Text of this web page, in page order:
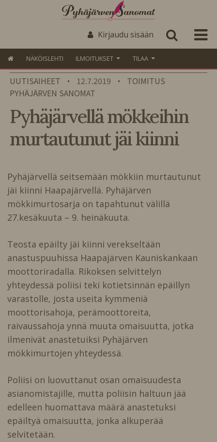
Kirjaudu sisään
NÄKÖISLEHTI ILMOITUKSET TILAA
UUTISAIHEET • 12.7.2019 •
TOIMITUS
PYHÄJÄRVEN SANOMAT
Pyhäjärvellä mökkeihin
murtautunut jäi kiinni
Pyhäjärvellä seitsemään mökkiin murtautunut
jäi kiinni Haapajärvellä. Pyhäjärven
mökkimurtosarja on tapahtunut välillä
27.kesäkuuta – 9. heinäkuuta.
Teosta epäilty jäi kiinni verekseltään
anastuspuuhissa Haapajärven Kauniskankaan
moottoriradalla. Rikoksen selvittelyn
yhteydessä poliisi teki kotietsinnän epäillyn
varastolle, josta useita kymmeniä
moottorisahoja, perämoottoreita,
raivaussahoja ynnä muuta omaisuutta, jotka
ilmenivät anastetuiksi Pyhäjärven
mökkimurtojen yhteydessä.
Poliisi on luovuttanut osan omaisuudesta
asianomistajille, mutta poliisin haltuun jää
edelleen huomattava määrä anastetuksi
epäiltyä omaisuutta, jonka alkuperää
selvitetään.